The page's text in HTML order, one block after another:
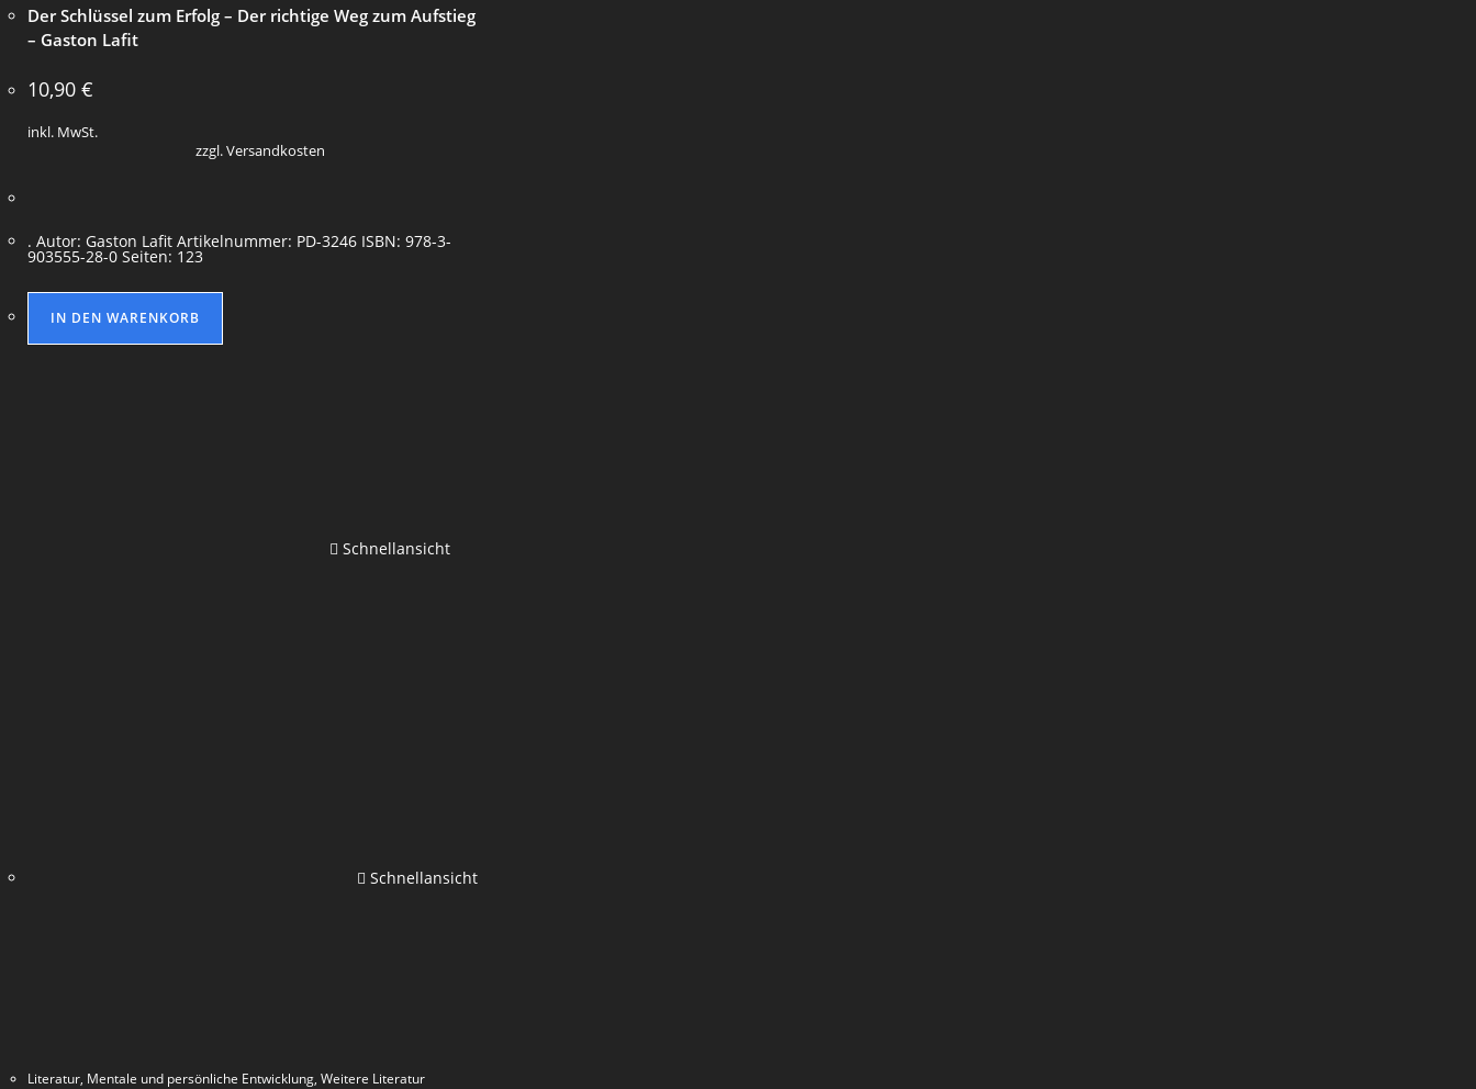
Der Schlüssel zum Erfolg – Der richtige Weg zum Aufstieg
– Gaston Lafit
10,90 €
inkl. MwSt.
zzgl. Versandkosten
. Autor: Gaston Lafit Artikelnummer: PD-3246 ISBN: 978-3-
903555-28-0 Seiten: 123
IN DEN WARENKORB
Schnellansicht
Schnellansicht
Literatur, Mentale und persönliche Entwicklung, Weitere Literatur